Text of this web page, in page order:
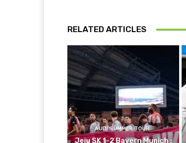
RELATED ARTICLES
AUDI SUMMER TOUR
Jeju SK 1-2 Bayern Munich :